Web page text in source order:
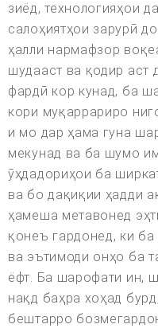
зиёд, технологияҳои
салоҳиятҳои зарурӣ
ҳалли нармафзор
шудааст ва қодир аст
фардӣ кор кунад, ба
кори муқаррариро
и мо дар ҳама гуна
мекунад ва ба шумо
ӯҳдадориҳои ба
ва бо дақиқии ҳадди
ҳамеша метавонед
қонеъ гардонед, ки
ва эътимоди онҳо ба
ёфт. Ба шарофати ин,
нақд баҳра хоҳад
бештарро